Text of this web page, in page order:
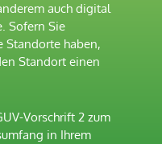
auch digital
Sofern Sie
Standorte haben,
Standort einen
Vorschrift 2 zum
in Ihrem